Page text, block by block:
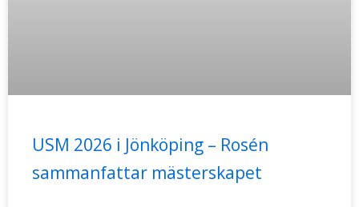
USM 2026 i Jönköping – Rosén
sammanfattar mästerskapet